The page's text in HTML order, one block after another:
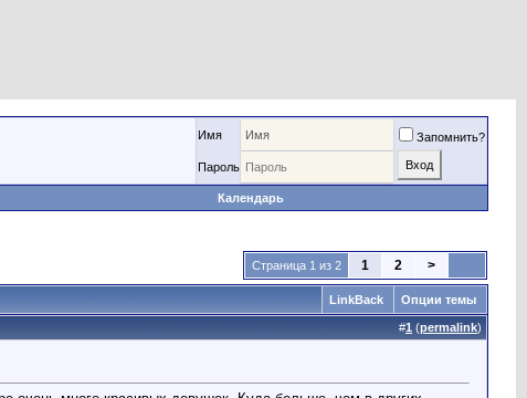
Имя Запомнить?
Пароль
Календарь
Страница 1 из 2 1 2 >
LinkBack Опции темы
#1 (permalink)